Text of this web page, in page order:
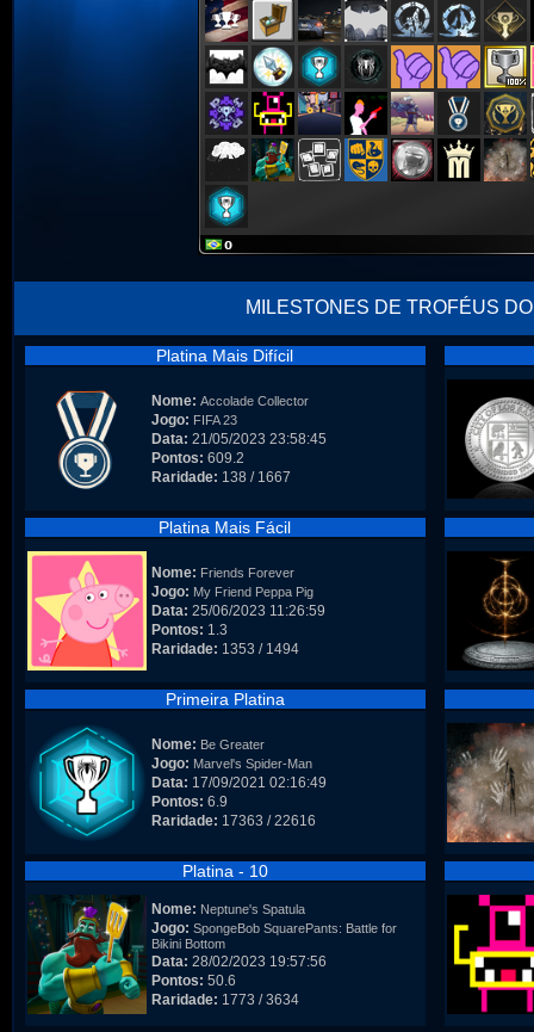
MILESTONES DE TROFÉUS
Platina Mais Difícil
Nome: Accolade Collector
Jogo: FIFA 23
Data: 21/05/2023 23:58:45
Pontos: 609.2
Raridade: 138 / 1667
Platina Mais Fácil
Nome: Friends Forever
Jogo: My Friend Peppa Pig
Data: 25/06/2023 11:26:59
Pontos: 1.3
Raridade: 1353 / 1494
Primeira Platina
Nome: Be Greater
Jogo: Marvel's Spider-Man
Data: 17/09/2021 02:16:49
Pontos: 6.9
Raridade: 17363 / 22616
Platina - 10
Nome: Neptune's Spatula
Jogo: SpongeBob SquarePants: Battle for
Bikini Bottom
Data: 28/02/2023 19:57:56
Pontos: 50.6
Raridade: 1773 / 3634